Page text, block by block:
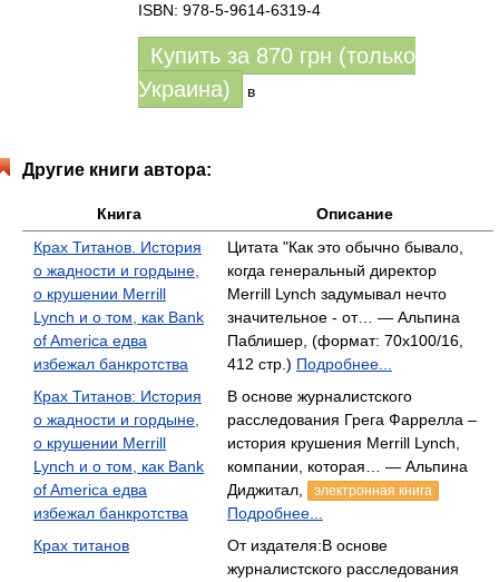
ISBN: 978-5-9614-6319-4
Купить за 870 грн (только
Украина)
в
Другие книги автора:
Книга
Описание
Крах Титанов. История
о жадности и гордыне,
о крушении Merrill
Lynch и о том, как Bank
of America едва
избежал банкротства
Цитата "Как это обычно бывало,
когда генеральный директор
Merrill Lynch задумывал нечто
значительное - от… — Альпина
Паблишер, (формат: 70x100/16,
412 стр.) Подробнее...
Крах Титанов: История
о жадности и гордыне,
о крушении Merrill
Lynch и о том, как Bank
of America едва
избежал банкротства
В основе журналистского
расследования Грега Фаррелла –
история крушения Merrill Lynch,
компании, которая… — Альпина
Диджитал,
электронная книга
Подробнее...
Крах титанов
От издателя:В основе
журналистского расследования